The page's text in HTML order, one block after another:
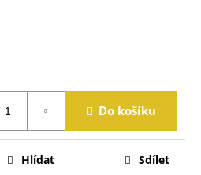
Do košíku
Hlídat Sdílet